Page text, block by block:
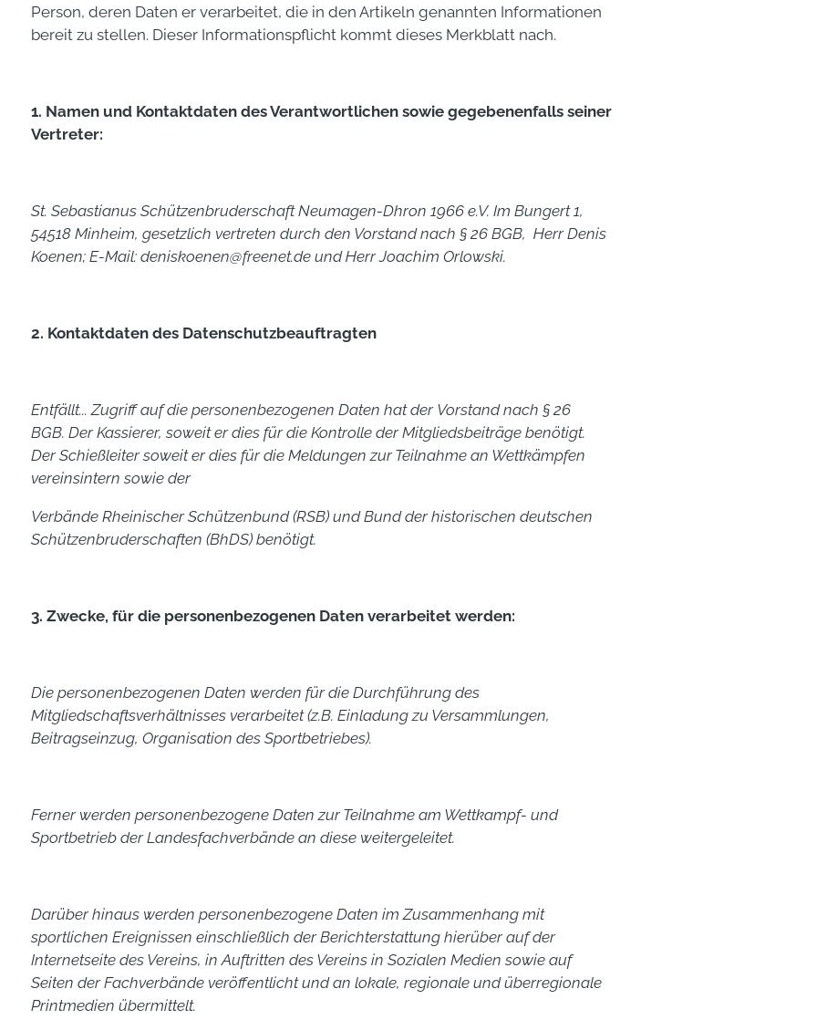
Person, deren Daten er verarbeitet, die in den Artikeln genannten Informationen
bereit zu stellen. Dieser Informationspflicht kommt dieses Merkblatt nach.
1. Namen und Kontaktdaten des Verantwortlichen sowie gegebenenfalls seiner
Vertreter:
St. Sebastianus Schützenbruderschaft Neumagen-Dhron 1966 e.V. Im Bungert 1,
54518 Minheim, gesetzlich vertreten durch den Vorstand nach § 26 BGB, Herr Denis
Koenen; E-Mail: deniskoenen@freenet.de und Herr Joachim Orlowski.
2. Kontaktdaten des Datenschutzbeauftragten
Entfällt... Zugriff auf die personenbezogenen Daten hat der Vorstand nach § 26
BGB. Der Kassierer, soweit er dies für die Kontrolle der Mitgliedsbeiträge benötigt.
Der Schießleiter soweit er dies für die Meldungen zur Teilnahme an Wettkämpfen
vereinsintern sowie der
Verbände Rheinischer Schützenbund (RSB) und Bund der historischen deutschen
Schützenbruderschaften (BhDS) benötigt.
3. Zwecke, für die personenbezogenen Daten verarbeitet werden:
Die personenbezogenen Daten werden für die Durchführung des
Mitgliedschaftsverhältnisses verarbeitet (z.B. Einladung zu Versammlungen,
Beitragseinzug, Organisation des Sportbetriebes).
Ferner werden personenbezogene Daten zur Teilnahme am Wettkampf- und
Sportbetrieb der Landesfachverbände an diese weitergeleitet.
Darüber hinaus werden personenbezogene Daten im Zusammenhang mit
sportlichen Ereignissen einschließlich der Berichterstattung hierüber auf der
Internetseite des Vereins, in Auftritten des Vereins in Sozialen Medien sowie auf
Seiten der Fachverbände veröffentlicht und an lokale, regionale und überregionale
Printmedien übermittelt.